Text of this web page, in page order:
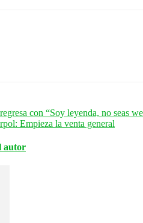
con “Soy leyenda, no seas
Empieza la venta general
autor